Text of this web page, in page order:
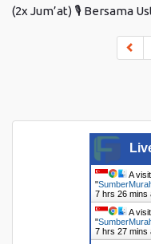
(2x Jum’at) 🎙️ Bersama
A
"
7 hrs 27 mins
A
"
7 hrs 27 mins